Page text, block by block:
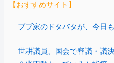
【おすすめサイト】
ブブ家のドタバタが、今日
世耕議員、国会で審議・議